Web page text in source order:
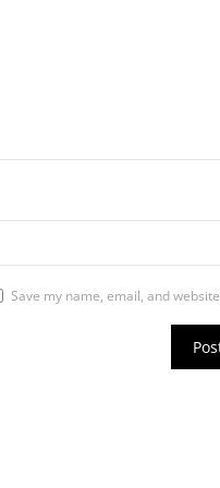
Save my name, email, and